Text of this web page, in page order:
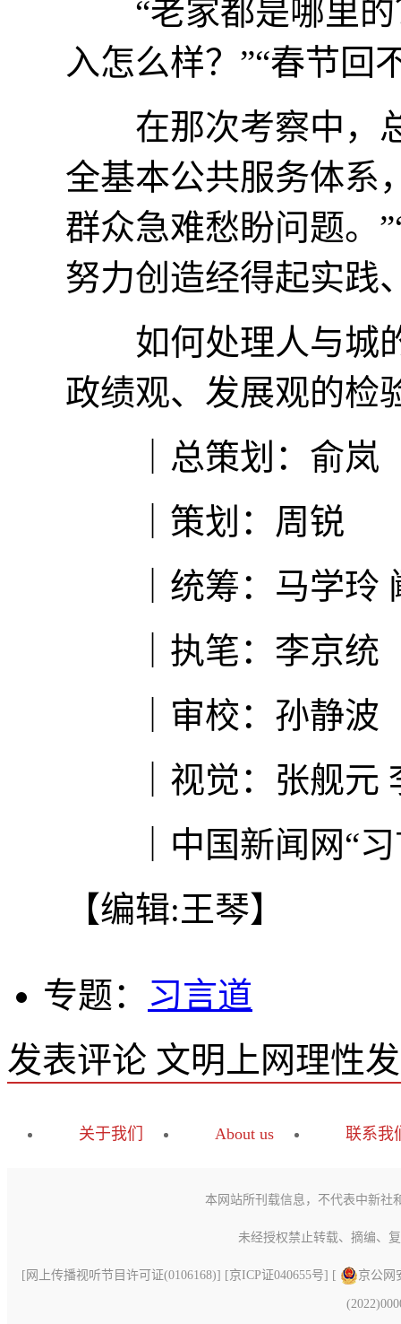
“老家都是哪里的
入怎么样？”“春节回
在那次考察中，总
全基本公共服务体系
群众急难愁盼问题。
努力创造经得起实践
如何处理人与城的
政绩观、发展观的检
｜总策划：俞岚
｜策划：周锐
｜统筹：马学玲
｜执笔：李京统
｜审校：孙静波
｜视觉：张舰元
｜中国新闻网“习
【编辑:王琴】
专题： 习言道
发表评论 文明上网理性
关于我们 About us 联系我
本网站所刊载信息，不代表中新社
未经授权禁止转载、摘编、
[ 网上传播视听节目许可证(0106168)] [京ICP证040655号] [ 京公网